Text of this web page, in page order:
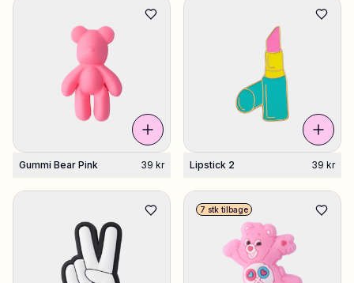
Gummi Bear Pink 39 kr Lipstick 2 39 kr
7 stk tilbage